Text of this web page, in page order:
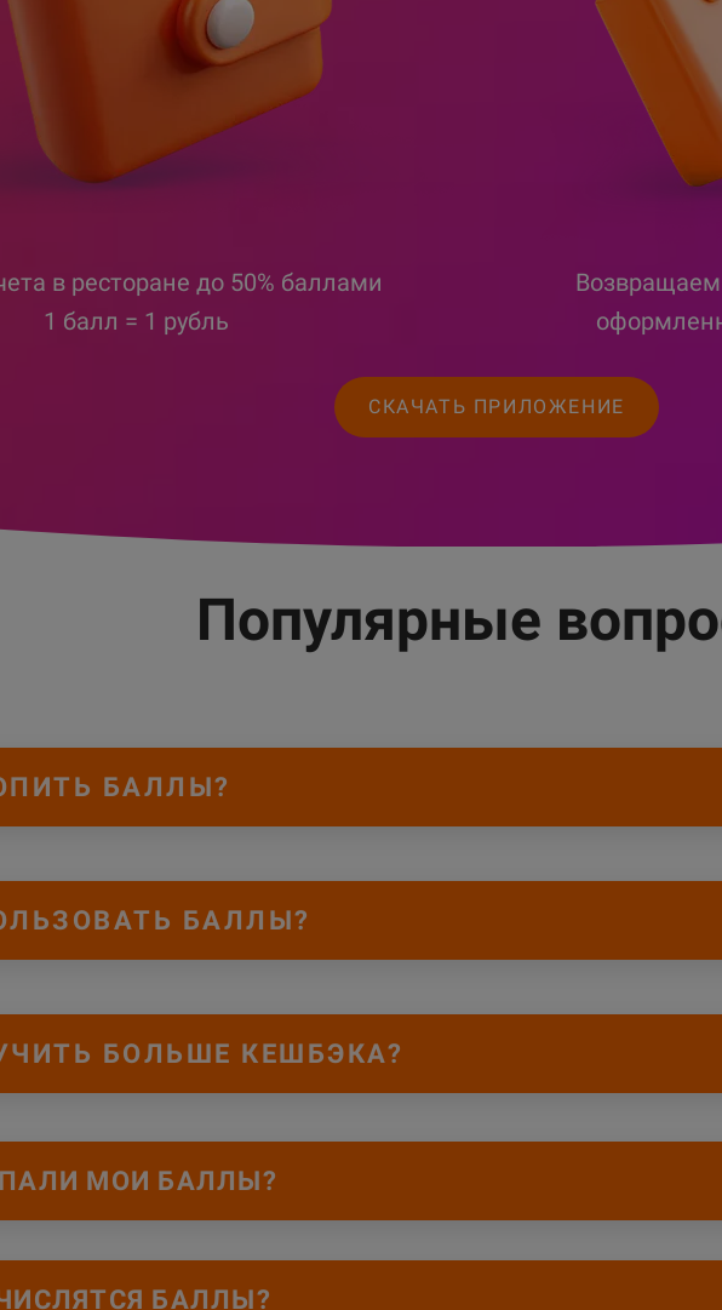
в ресторане до 50% баллами
1 балл = 1 рубль
СКАЧАТЬ ПРИЛОЖЕНИЕ
Популярные
БАЛЛЫ?
БАЛЛЫ?
БОЛЬШЕ КЕШБЭКА?
МОИ БАЛЛЫ?
БАЛЛЫ?